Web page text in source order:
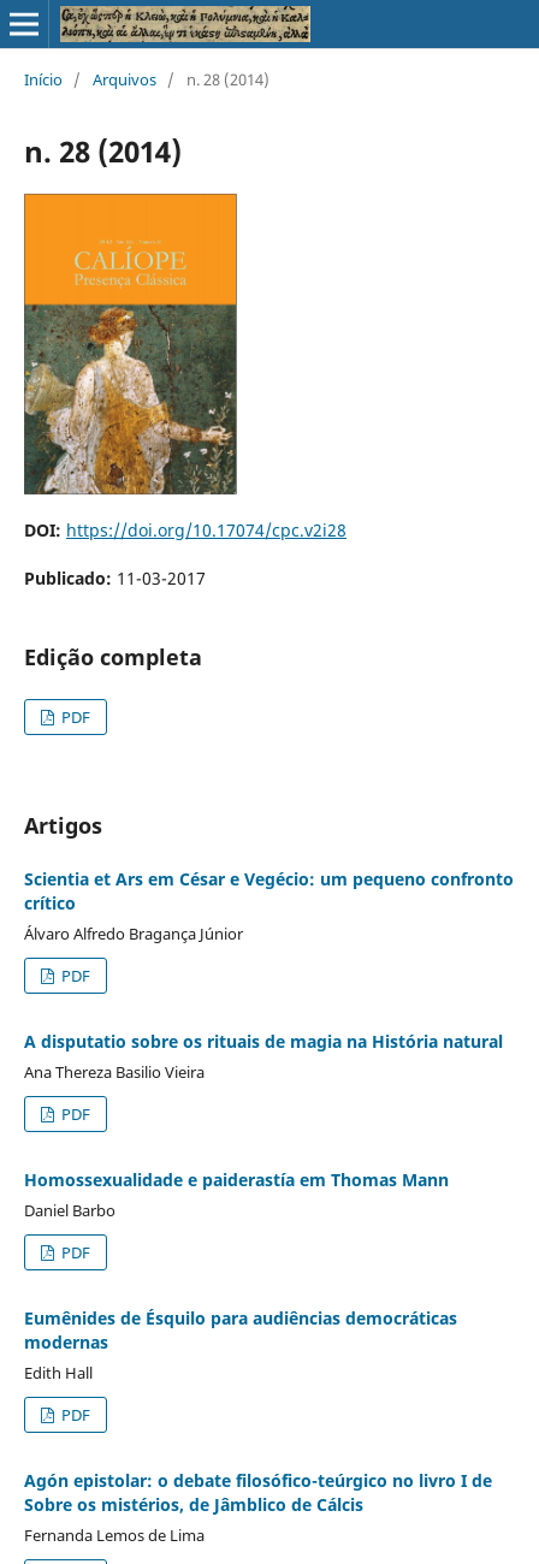
Início / Arquivos / n. 28 (2014)
n. 28 (2014)
DOI: https://doi.org/10.17074/cpc.v2i28
Publicado: 11-03-2017
Edição completa
PDF
Artigos
Scientia et Ars em César e Vegécio: um pequeno confronto
crítico
Álvaro Alfredo Bragança Júnior
PDF
A disputatio sobre os rituais de magia na História natural
Ana Thereza Basilio Vieira
PDF
Homossexualidade e paiderastía em Thomas Mann
Daniel Barbo
PDF
Eumênides de Ésquilo para audiências democráticas
modernas
Edith Hall
PDF
Agón epistolar: o debate filosófico-teúrgico no livro I de
Sobre os mistérios, de Jâmblico de Cálcis
Fernanda Lemos de Lima